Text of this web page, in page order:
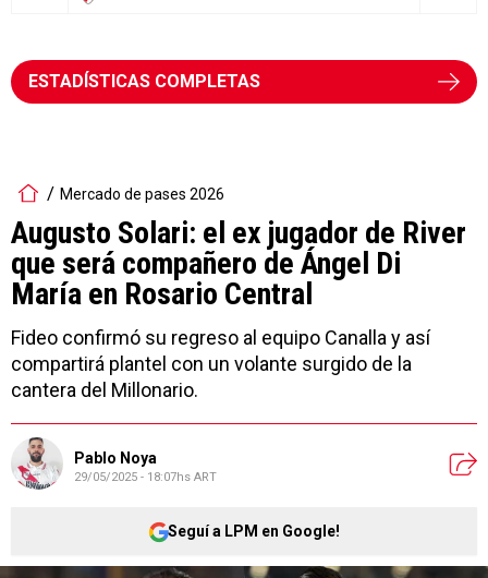
ESTADÍSTICAS COMPLETAS
Mercado de pases 2026
Augusto Solari: el ex jugador de River
que será compañero de Ángel Di
María en Rosario Central
Fideo confirmó su regreso al equipo Canalla y así
compartirá plantel con un volante surgido de la
cantera del Millonario.
Pablo Noya
29/05/2025 - 18:07hs ART
Seguí a LPM en Google!